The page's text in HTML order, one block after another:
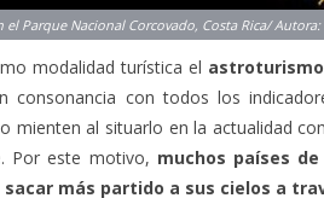
modalidad turística el astroturismo
consonancia con todos los
mienten al situarlo en la actualidad
Por este motivo, muchos países
sacar más partido a sus cielos a